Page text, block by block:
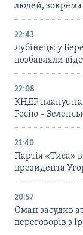
людей,
22:43
Лубінець: у
позбавляли
22:08
КНДР планує
Росію –
21:40
Партія «Тиса»
президента
20:57
Оман засудив
переговорів з